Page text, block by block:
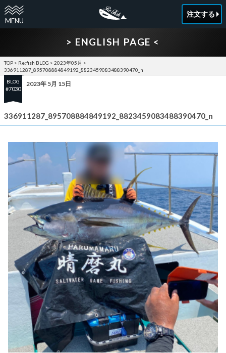
注文する
> ENGLISH PAGE <
TOP > Re:fish BLOG > 2023年05月 >
336911287_895708884849192_8823459083488390470_n
BLOG
#7030
2023年 5月 15日
336911287_895708884849192_8823459083488390470_n